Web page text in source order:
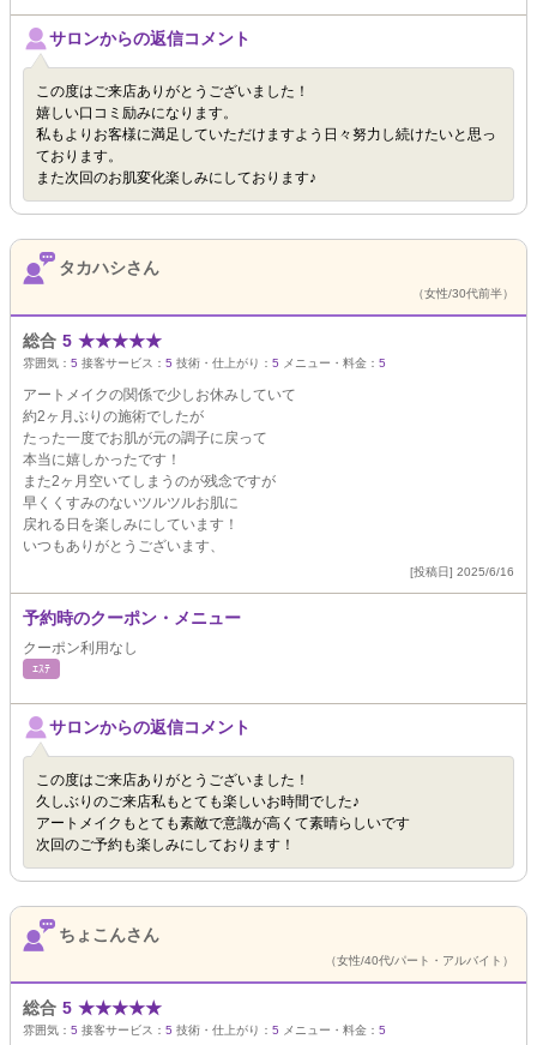
サロンからの返信コメント
この度はご来店ありがとうございました！
嬉しい口コミ励みになります。
私もよりお客様に満足していただけますよう日々努力し続けたいと思っ
ております。
また次回のお肌変化楽しみにしております♪
タカハシさん
（女性/30代前半）
総合 5 ★★★★★
雰囲気： 5 接客サービス： 5 技術・仕上がり： 5 メニュー・料金： 5
アートメイクの関係で少しお休みしていて
約2ヶ月ぶりの施術でしたが
たった一度でお肌が元の調子に戻って
本当に嬉しかったです！
また2ヶ月空いてしまうのが残念ですが
早くくすみのないツルツルお肌に
戻れる日を楽しみにしています！
いつもありがとうございます、
[投稿日] 2025/6/16
予約時のクーポン・メニュー
クーポン利用なし
ｴｽﾃ
サロンからの返信コメント
この度はご来店ありがとうございました！
久しぶりのご来店私もとても楽しいお時間でした♪
アートメイクもとても素敵で意識が高くて素晴らしいです
次回のご予約も楽しみにしております！
ちょこんさん
（女性/40代/パート・アルバイト）
総合 5 ★★★★★
雰囲気： 5 接客サービス： 5 技術・仕上がり： 5 メニュー・料金： 5